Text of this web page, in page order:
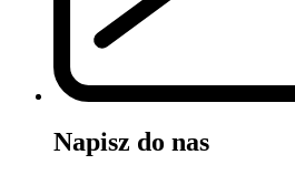
Napisz do nas